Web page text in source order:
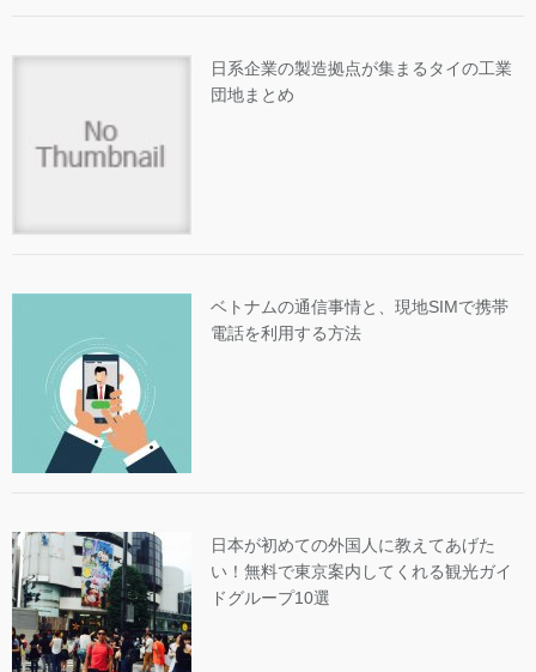
日系企業の製造拠点が集まるタイの工業
団地まとめ
ベトナムの通信事情と、現地SIMで携帯
電話を利用する方法
日本が初めての外国人に教えてあげた
い！無料で東京案内してくれる観光ガイ
ドグループ10選